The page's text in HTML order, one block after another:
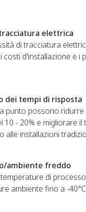
elettrica​
di tracciatura
costi d'installazione e i
dei tempi di risposta​
punto possono ridurre
10 - 20% e migliorare il
alle installazioni
ambiente freddo​
di
ambiente fino a -